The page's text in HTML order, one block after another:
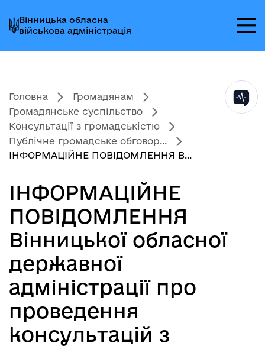
до
головного
меню
до
головного
вмісту
до
головного
колонтитула
Вінницька обласна
військова адміністрація
Головна
Громадянам
Громадянське суспільство
Консультації з громадськістю
Публічне громадське обговор...
ІНФОРМАЦІЙНЕ ПОВІДОМЛЕННЯ В...
ІНФОРМАЦІЙНЕ
ПОВІДОМЛЕННЯ
Вінницької обласної
державної
адміністрації про
проведення
консультацій з